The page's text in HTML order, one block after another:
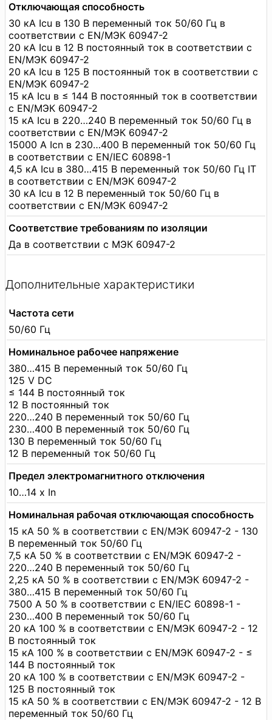
Отключающая способность
30 кА Icu в 130 В переменный ток 50/60 Гц в
соответствии с EN/МЭК 60947-2
20 кА Icu в 12 В постоянный ток в соответствии с
EN/МЭК 60947-2
20 кА Icu в 125 В постоянный ток в соответствии с
EN/МЭК 60947-2
15 кА Icu в ≤ 144 В постоянный ток в соответствии
с EN/МЭК 60947-2
15 кА Icu в 220…240 В переменный ток 50/60 Гц в
соответствии с EN/МЭК 60947-2
15000 А Icn в 230…400 В переменный ток 50/60 Гц
в соответствии с EN/IEC 60898-1
4,5 кА Icu в 380…415 В переменный ток 50/60 Гц IT
в соответствии с EN/МЭК 60947-2
30 кА Icu в 12 В переменный ток 50/60 Гц в
соответствии с EN/МЭК 60947-2
Соответствие требованиям по изоляции
Да в соответствии с МЭК 60947-2
Дополнительные характеристики
Частота сети
50/60 Гц
Номинальное рабочее напряжение
380…415 В переменный ток 50/60 Гц
125 V DC
≤ 144 В постоянный ток
12 В постоянный ток
220…240 В переменный ток 50/60 Гц
230…400 В переменный ток 50/60 Гц
130 В переменный ток 50/60 Гц
12 В переменный ток 50/60 Гц
Предел электромагнитного отключения
10…14 x In
Номинальная рабочая отключающая способность
15 кА 50 % в соответствии с EN/МЭК 60947-2 - 130
В переменный ток 50/60 Гц
7,5 кА 50 % в соответствии с EN/МЭК 60947-2 -
220…240 В переменный ток 50/60 Гц
2,25 кА 50 % в соответствии с EN/МЭК 60947-2 -
380…415 В переменный ток 50/60 Гц
7500 А 50 % в соответствии с EN/IEC 60898-1 -
230…400 В переменный ток 50/60 Гц
20 кА 100 % в соответствии с EN/МЭК 60947-2 - 12
В постоянный ток
15 кА 100 % в соответствии с EN/МЭК 60947-2 - ≤
144 В постоянный ток
20 кА 100 % в соответствии с EN/МЭК 60947-2 -
125 В постоянный ток
15 кА 50 % в соответствии с EN/МЭК 60947-2 - 12 В
переменный ток 50/60 Гц